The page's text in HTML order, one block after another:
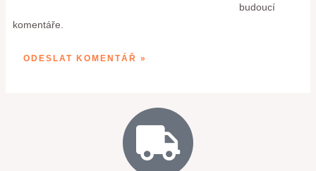
budoucí
komentáře.